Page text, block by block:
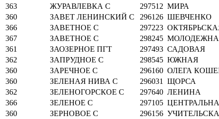
363
ЖУРАВЛЕВКА С 297512 МИРА
360
ЗАВЕТ ЛЕНИНСКИЙ С 296126 ШЕВЧЕНКО
366
ЗАВЕТНОЕ С 297223
367
ЗАВЕТНОЕ С 298245
361
ЗАОЗЕРНОЕ ПГТ 297493 САДОВАЯ
362
ЗАПРУДНОЕ С 298545 ЮЖНАЯ
360
ЗАРЕЧНОЕ С 296160 ОЛЕГА
360
ЗЕЛЕНАЯ НИВА С 296031
ЩОРСА
362
ЗЕЛЕНОГОРСКОЕ С 297640 ЛЕНИНА
366
ЗЕЛЕНОЕ С 297105
360
ЗЕРНОВОЕ С 296156